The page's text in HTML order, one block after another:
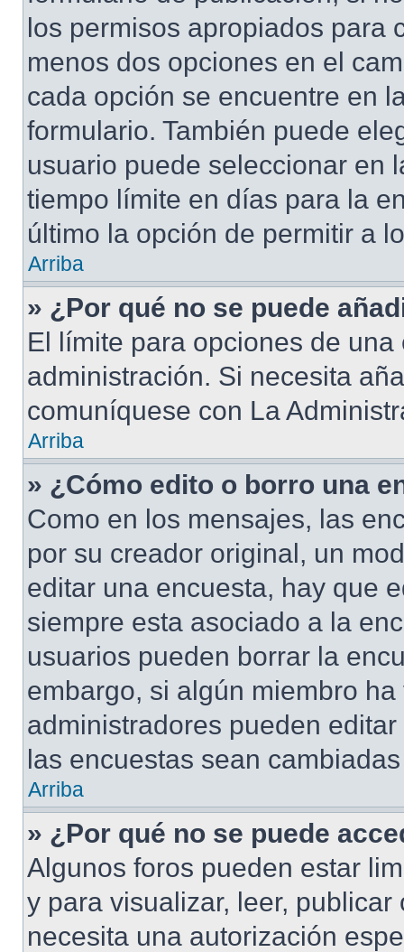
los permisos apropiados para
menos dos opciones en el
cada opción se encuentre en
formulario. También puede
usuario puede seleccionar en
tiempo límite en días para la
último la opción de permitir a
Arriba
» ¿Por qué no se puede
El límite para opciones de
administración. Si necesita
comuníquese con La
Arriba
» ¿Cómo edito o borro una
Como en los mensajes, las
por su creador original, un
editar una encuesta, hay que
siempre esta asociado a la
usuarios pueden borrar la
embargo, si algún miembro
administradores pueden
las encuestas sean
Arriba
» ¿Por qué no se puede
Algunos foros pueden estar
y para visualizar, leer,
necesita una autorización